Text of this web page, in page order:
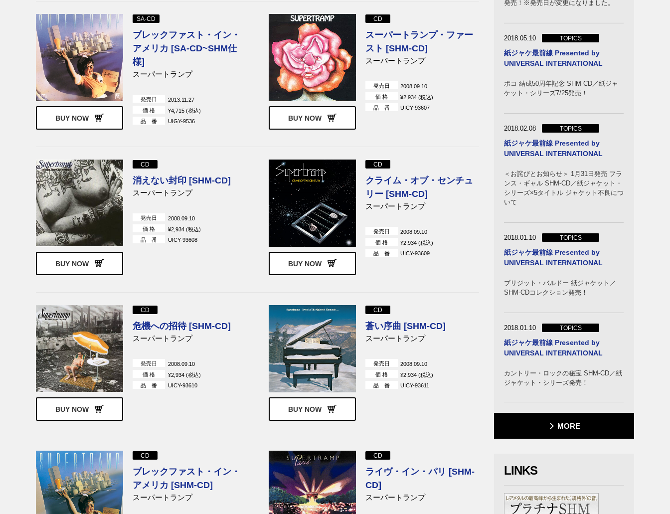
ジェーン・バーキン＆セルジ
ュ・ゲンスブール
キャンド・ヒート
ジョン・リー・フッカー＆キ
ャンド・ヒート
メンフィス・スリム＆キャン
ド・ヒート
チャック・ベリー
ニッティー・グリッティー・
ダート・バンド
スティーヴ・ミラー・バンド
ヴェルヴェット・アンダーグ
ラウンド
リンダ・ロンシュタット エイプリル・ワイン
エクソダス スターズ
スティーヴ・ハケット
ザ・ラトルズ
ザ・フール
リック・ウェイクマン
ベンチャーズ
ザ・ナック
マッギネス・フリント
ギャラガー＆ライル フィル・ライノット
エリック・カルメン
ゲイリー・ムーア
ザ・ナイス ブライアン・フェリー
ペンギン・カフェ・オーケス
トラ
キャプテン・ビーフハート
ヴァン・ダー・グラフ・ジェ
ネレーター
ヴァン・ダー・グラフ
ビーチ・ボーイズ ボニー・ブラムレット
ウェット・ウィリー
ハイドラ
アワ・グラス
ジョニー・ジェンキンス
イット・バイツ
イギー・ポップ
U.K.
スティーリー・ダン
ド
ーズ
クイックシルヴァー・メッセ
ンジャー・サーヴィス
T.レックス
フェアポート・コンヴェンシ
ョン
バグルス
リッチー・ブラックモアズ・
レインボー
ムーディー・ブルース
マッギン,クラーク&ヒルマン マッギン・ヒルマン ペイジズ
アメリカ
ザ・ジョン・ホール・バンド
エイミー・ホーランド グラス・ルーツ
P.F.スローン
バリー・マクガイア
キャメル キャラヴァン
グリン
ニルス・ロフグレン
レインボー スティーヴィー・ワンダー
パット・トラヴァース
スーパートランプ
シン・リジィ
ブラインド・フェイス
ジーン・クラーク エミット・ローズ
ランバート&ナッティカム
ゴードン・ウォーラー
スティーラーズ・ホイール ヴィグラス&オズボーン
ジェス・ローデン
デレク・アンド・ドミノス
ニック・カーショウ ブライアン・イーノ
ハロルド・バッド&ブライア
BUY NOW
SA-CD
ブレックファスト・イン・
アメリカ [SA-CD~SHM仕
様]
スーパートランプ
発売日
2013.11.27
価 格
¥4,715 (税込)
品 番
UIGY-9536 BUY NOW
CD
スーパートランプ・ファー
スト [SHM-CD]
スーパートランプ
発売日
2008.09.10
価 格
¥2,934 (税込)
品 番
UICY-93607
BUY NOW
CD
消えない封印 [SHM-CD]
スーパートランプ
発売日
2008.09.10
価 格
¥2,934 (税込)
品 番
UICY-93608
BUY NOW
CD
クライム・オブ・センチュ
リー [SHM-CD]
スーパートランプ
発売日
2008.09.10
価 格
¥2,934 (税込)
品 番
UICY-93609
BUY NOW
CD
危機への招待 [SHM-CD]
スーパートランプ
発売日
2008.09.10
価 格
¥2,934 (税込)
品 番
UICY-93610
BUY NOW
CD
蒼い序曲 [SHM-CD]
スーパートランプ
発売日
2008.09.10
価 格
¥2,934 (税込)
品 番
UICY-93611
CD
ブレックファスト・イン・
アメリカ [SHM-CD]
スーパートランプ
CD
ライヴ・イン・パリ [SHM-
CD]
スーパートランプ
発売！※発売日が変更になりました。
2018.05.10 TOPICS
紙ジャケ最前線 Presented by
UNIVERSAL INTERNATIONAL
ポコ 結成50周年記念 SHM-CD／紙ジャ
ケット・シリーズ7/25発売！
2018.02.08 TOPICS
紙ジャケ最前線 Presented by
UNIVERSAL INTERNATIONAL
＜お詫びとお知らせ＞ 1月31日発売 フラ
ンス・ギャル SHM-CD／紙ジャケット・
シリーズ×5タイトル ジャケット不良につ
いて
2018.01.10 TOPICS
紙ジャケ最前線 Presented by
UNIVERSAL INTERNATIONAL
ブリジット・バルドー 紙ジャケット／
SHM-CDコレクション発売！
2018.01.10 TOPICS
紙ジャケ最前線 Presented by
UNIVERSAL INTERNATIONAL
カントリー・ロックの秘宝 SHM-CD／紙
ジャケット・シリーズ発売！
MORE
LINKS